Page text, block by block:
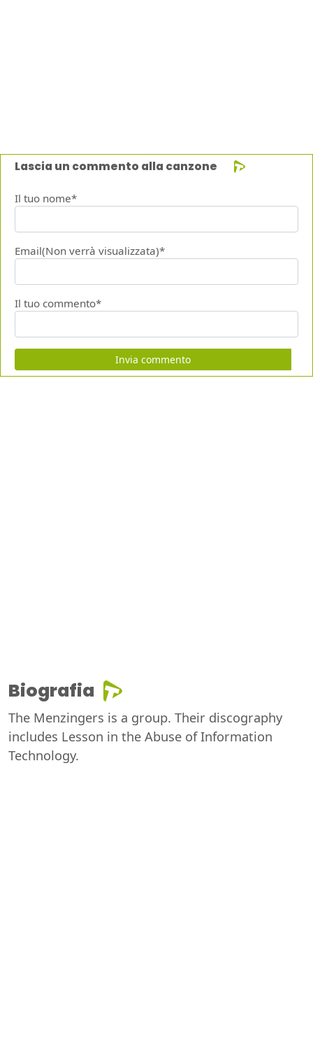
Lascia un commento alla canzone
Il tuo nome*
Email(Non verrà visualizzata)*
Il tuo commento*
Invia commento
Biografia
The Menzingers is a group. Their discography
includes Lesson in the Abuse of Information
Technology.